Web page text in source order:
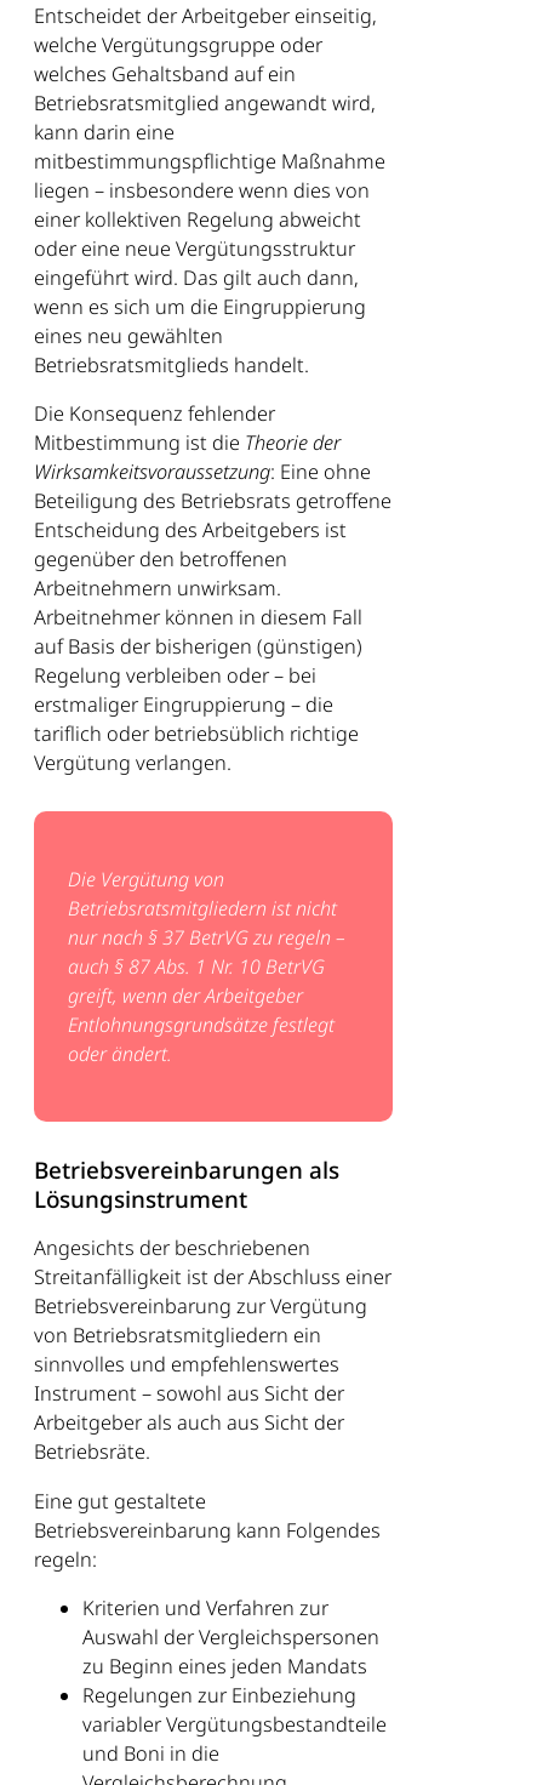
Entscheidet der Arbeitgeber einseitig,
welche Vergütungsgruppe oder
welches Gehaltsband auf ein
Betriebsratsmitglied angewandt wird,
kann darin eine
mitbestimmungspflichtige Maßnahme
liegen – insbesondere wenn dies von
einer kollektiven Regelung abweicht
oder eine neue Vergütungsstruktur
eingeführt wird. Das gilt auch dann,
wenn es sich um die Eingruppierung
eines neu gewählten
Betriebsratsmitglieds handelt.
Die Konsequenz fehlender
Mitbestimmung ist die Theorie der
Wirksamkeitsvoraussetzung: Eine ohne
Beteiligung des Betriebsrats getroffene
Entscheidung des Arbeitgebers ist
gegenüber den betroffenen
Arbeitnehmern unwirksam.
Arbeitnehmer können in diesem Fall
auf Basis der bisherigen (günstigen)
Regelung verbleiben oder – bei
erstmaliger Eingruppierung – die
tariflich oder betriebsüblich richtige
Vergütung verlangen.
Die Vergütung von
Betriebsratsmitgliedern ist nicht
nur nach § 37 BetrVG zu regeln –
auch § 87 Abs. 1 Nr. 10 BetrVG
greift, wenn der Arbeitgeber
Entlohnungsgrundsätze festlegt
oder ändert.
Betriebsvereinbarungen als
Lösungsinstrument
Angesichts der beschriebenen
Streitanfälligkeit ist der Abschluss einer
Betriebsvereinbarung zur Vergütung
von Betriebsratsmitgliedern ein
sinnvolles und empfehlenswertes
Instrument – sowohl aus Sicht der
Arbeitgeber als auch aus Sicht der
Betriebsräte.
Eine gut gestaltete
Betriebsvereinbarung kann Folgendes
regeln:
Kriterien und Verfahren zur
Auswahl der Vergleichspersonen
zu Beginn eines jeden Mandats
Regelungen zur Einbeziehung
variabler Vergütungsbestandteile
und Boni in die